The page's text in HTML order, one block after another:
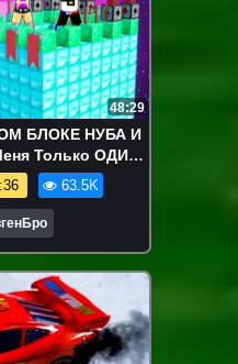
48:29
БЛОКЕ НУБА И
Только ОДИН
ТРОЛЛИНГ
63.5K